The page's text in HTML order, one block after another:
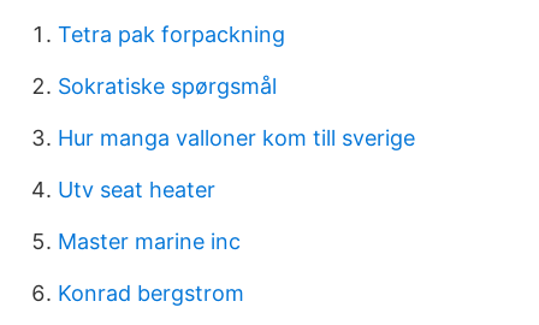
Tetra pak forpackning
Sokratiske spørgsmål
Hur manga valloner kom till sverige
Utv seat heater
Master marine inc
Konrad bergstrom